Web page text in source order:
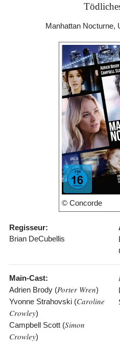
Manhattan Nocturne,
© Concorde
Regisseur:
Brian DeCubellis
Main-Cast:
Adrien Brody (Porter Wren)
Yvonne Strahovski (Caroline
Crowley)
Campbell Scott (Simon
Crowley)